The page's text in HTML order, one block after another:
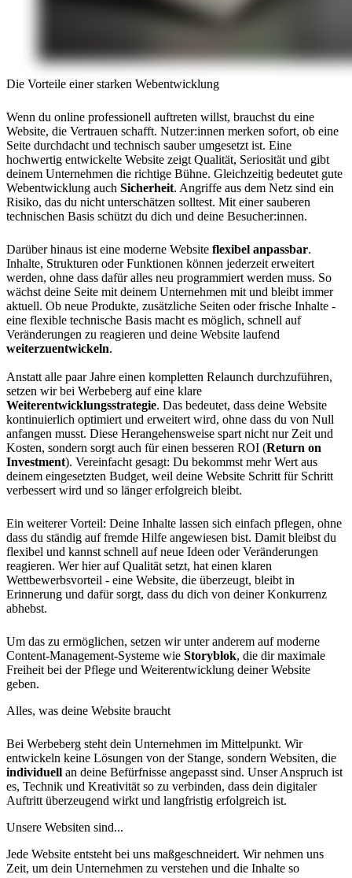
Die Vorteile einer starken Webentwicklung
Wenn du online professionell auftreten willst, brauchst du eine
Website, die Vertrauen schafft. Nutzer:innen merken sofort, ob eine
Seite durchdacht und technisch sauber umgesetzt ist. Eine
hochwertig entwickelte Website zeigt Qualität, Seriosität und gibt
deinem Unternehmen die richtige Bühne. Gleichzeitig bedeutet gute
Webentwicklung auch Sicherheit. Angriffe aus dem Netz sind ein
Risiko, das du nicht unterschätzen solltest. Mit einer sauberen
technischen Basis schützt du dich und deine Besucher:innen.
Darüber hinaus ist eine moderne Website flexibel anpassbar.
Inhalte, Strukturen oder Funktionen können jederzeit erweitert
werden, ohne dass dafür alles neu programmiert werden muss. So
wächst deine Seite mit deinem Unternehmen mit und bleibt immer
aktuell. Ob neue Produkte, zusätzliche Seiten oder frische Inhalte -
eine flexible technische Basis macht es möglich, schnell auf
Veränderungen zu reagieren und deine Website laufend
weiterzuentwickeln.
Anstatt alle paar Jahre einen kompletten Relaunch durchzuführen,
setzen wir bei Werbeberg auf eine klare
Weiterentwicklungsstrategie. Das bedeutet, dass deine Website
kontinuierlich optimiert und erweitert wird, ohne dass du von Null
anfangen musst. Diese Herangehensweise spart nicht nur Zeit und
Kosten, sondern sorgt auch für einen besseren ROI (Return on
Investment). Vereinfacht gesagt: Du bekommst mehr Wert aus
deinem eingesetzten Budget, weil deine Website Schritt für Schritt
verbessert wird und so länger erfolgreich bleibt.
Ein weiterer Vorteil: Deine Inhalte lassen sich einfach pflegen, ohne
dass du ständig auf fremde Hilfe angewiesen bist. Damit bleibst du
flexibel und kannst schnell auf neue Ideen oder Veränderungen
reagieren. Wer hier auf Qualität setzt, hat einen klaren
Wettbewerbsvorteil - eine Website, die überzeugt, bleibt in
Erinnerung und dafür sorgt, dass du dich von deiner Konkurrenz
abhebst.
Um das zu ermöglichen, setzen wir unter anderem auf moderne
Content-Management-Systeme wie Storyblok, die dir maximale
Freiheit bei der Pflege und Weiterentwicklung deiner Website
geben.
Alles, was deine Website braucht
Bei Werbeberg steht dein Unternehmen im Mittelpunkt. Wir
entwickeln keine Lösungen von der Stange, sondern Websiten, die
individuell an deine Befürfnisse angepasst sind. Unser Anspruch ist
es, Technik und Kreativität so zu verbinden, dass dein digitaler
Auftritt überzeugend wirkt und langfristig erfolgreich ist.
Unsere Websiten sind...
Jede Website entsteht bei uns maßgeschneidert. Wir nehmen uns
Zeit, um dein Unternehmen zu verstehen und die Inhalte so